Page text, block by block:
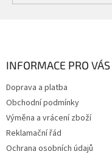
INFORMACE PRO VÁS
Doprava a platba
Obchodní podmínky
Výměna a vrácení zboží
Reklamační řád
Ochrana osobních údajů